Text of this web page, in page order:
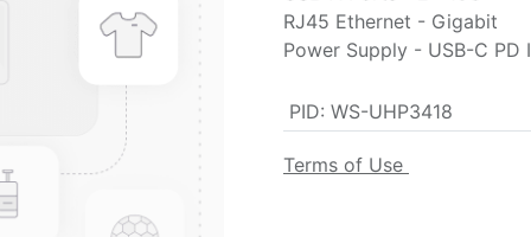
RJ45 Ethernet - Gigabit
Power Supply - USB-C PD
PID: WS-UHP3418
Terms of Use